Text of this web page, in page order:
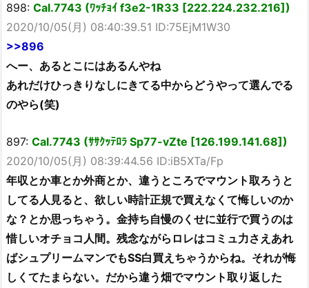
898: Cal.7743 (ﾜｯﾁｮｲ f3e2-1R33 [222.224.232.216])
2020/10/05(月) 08:40:39.51 ID:75EjM1W30
>>896
へー、あるとこにはあるんやね
あれだけひっきりなしにきてる中からどうやって選んでる
のやら(笑)
897: Cal.7743 (ｻｻｸｯﾃﾛﾗ Sp77-vZte [126.199.141.68])
2020/10/05(月) 08:39:44.56 ID:iB5XTa/Fp
年収とか車とか外商とか、違うところでマウント取ろうと
してる人見ると、欲しい時計正規で買えなくて悔しいのか
な？とか思っちゃう。金持ち自慢のくせに並行で買うのは
惜しいオチョコ人間。残念ながらロレはコミュ力さえあれ
ばシュプリームマンでもSS白買えちゃうからね。それが悔
しくてたまらない。だから違う畑でマウント取り返した